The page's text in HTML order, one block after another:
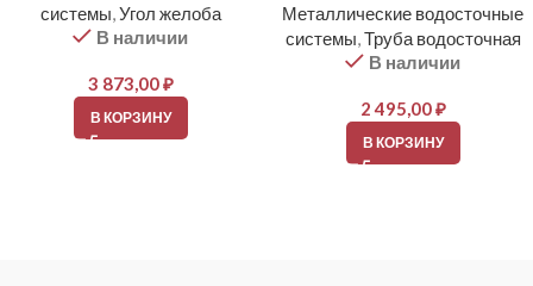
системы,Угол желоба
В наличии
3 873,00₽
В КОРЗИНУ
Металлические водосточные
системы,Труба водосточная
В наличии
2 495,00₽
В КОРЗИНУ